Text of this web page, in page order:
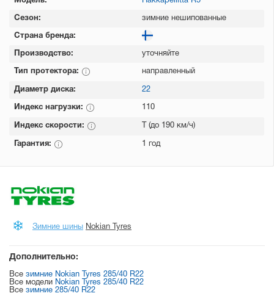
Сезон: зимние нешипованные
Страна бренда:
Производство: уточняйте
Тип протектора: направленный
Диаметр диска: 22
Индекс нагрузки: 110
Индекс скорости: T (до 190 км/ч)
Гарантия: 1 год
Зимние шины Nokian Tyres
Дополнительно:
Все зимние Nokian Tyres 285/40 R22
Все модели Nokian Tyres 285/40 R22
Все зимние 285/40 R22